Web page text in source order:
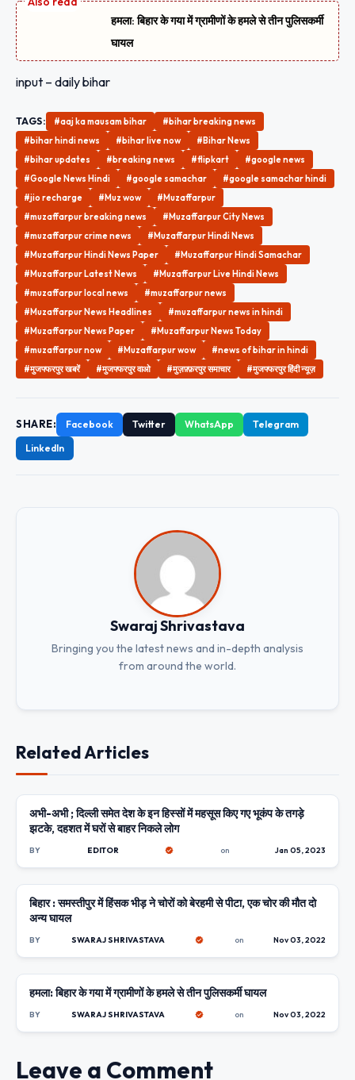
हमला: बिहार के गया में ग्रामीणों के हमले से तीन पुलिसकर्मी
घायल
input – daily bihar
TAGS: #aaj ka mausam bihar
#bihar breaking news
#bihar hindi news
#bihar live now
#Bihar News
#bihar updates
#breaking news #flipkart
#google news
#Google News Hindi
#google samachar
#google samachar hindi
#jio recharge
#Muz wow
#Muzaffarpur
#muzaffarpur breaking news
#Muzaffarpur City News
#muzaffarpur crime news
#Muzaffarpur Hindi News
#Muzaffarpur Hindi News Paper
#Muzaffarpur Hindi Samachar
#Muzaffarpur Latest News
#Muzaffarpur Live Hindi News
#muzaffarpur local news
#muzaffarpur news
#Muzaffarpur News Headlines
#muzaffarpur news in hindi
#Muzaffarpur News Paper
#Muzaffarpur News Today
#muzaffarpur now
#Muzaffarpur wow
#news of bihar in hindi
#मुजफ्फरपुर खबरें
#मुजफ्फरपुर वाओ #मुज़फ़्फ़रपुर समाचार #मुजफ्फरपुर हिंदी न्यूज़
SHARE: Facebook Twitter WhatsApp
Telegram
LinkedIn
Swaraj Shrivastava
Bringing you the latest news and in-depth analysis
from around the world.
Related Articles
BIHAR
अभी-अभी ; दिल्ली समेत देश के इन हिस्सों में महसूस किए गए भूकंप के तगड़े
झटके, दहशत में घरों से बाहर निकले लोग
BY EDITOR on Jan 05, 2023
UNCATEGORIZED
बिहार : समस्तीपुर में हिंसक भीड़ ने चोरों को बेरहमी से पीटा, एक चोर की मौत दो
अन्य घायल
BY SWARAJ SHRIVASTAVA on Nov 03, 2022
UNCATEGORIZED
हमला: बिहार के गया में ग्रामीणों के हमले से तीन पुलिसकर्मी घायल
BY SWARAJ SHRIVASTAVA on Nov 03, 2022
Leave a Comment